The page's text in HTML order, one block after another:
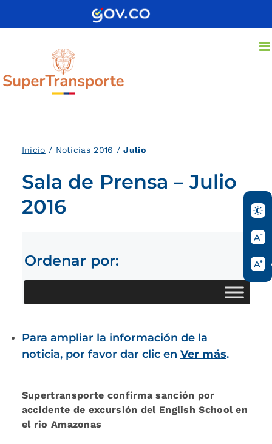
Inicio / Noticias 2016 /Julio
Sala de Prensa – Julio
2016
Ordenar por:
Para ampliar la información de la
noticia, por favor dar clic en Ver más.
Supertransporte confirma sanción por
accidente de excursión del English School en
el rio Amazonas